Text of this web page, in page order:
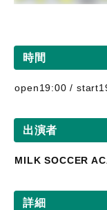
時間
open19:00 /
出演者
MILK SOCCER
詳細